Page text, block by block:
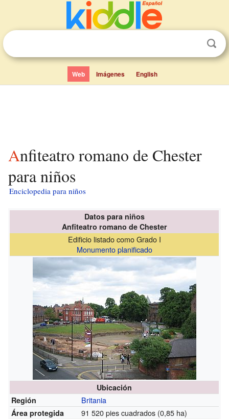
Web Imágenes English
Anfiteatro romano de Chester
para niños
Enciclopedia para niños
Datos para niños
Anfiteatro romano de Chester
Edificio listado como Grado I
Monumento planificado
Ubicación
Región
Britania
Área protegida 91 520 pies cuadrados (0,85 ha)